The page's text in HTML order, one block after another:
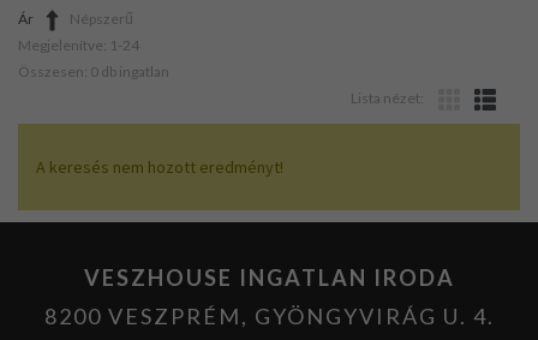
Ár
Népszerű
Megjelenítve: 1-24
Összesen: 0 db ingatlan
Lista nézet:
A keresés nem hozott eredményt!
VESZHOUSE INGATLAN IRODA
8200 VESZPRÉM, GYÖNGYVIRÁG U. 4.